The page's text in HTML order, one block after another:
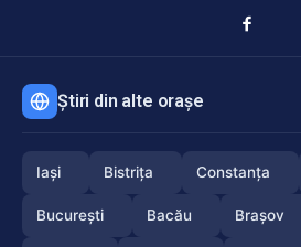
Știri din alte orașe
Iași Bistrița Constanța
București Bacău Brașov